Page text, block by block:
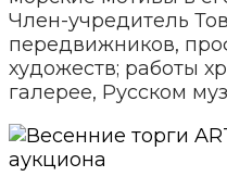
Член-учредитель
передвижников,
художеств; работы
галерее, Русском